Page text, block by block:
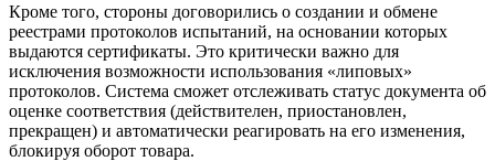
Кроме того, стороны договорились о создании и обмене
реестрами протоколов испытаний, на основании которых
выдаются сертификаты. Это критически важно для
исключения возможности использования «липовых»
протоколов. Система сможет отслеживать статус документа об
оценке соответствия (действителен, приостановлен,
прекращен) и автоматически реагировать на его изменения,
блокируя оборот товара.